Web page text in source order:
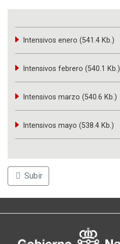
Intensivos enero (541.4 Kb.)
Intensivos febrero (540.1 Kb.)
Intensivos marzo (540.6 Kb.)
Intensivos mayo (538.4 Kb.)
Subir